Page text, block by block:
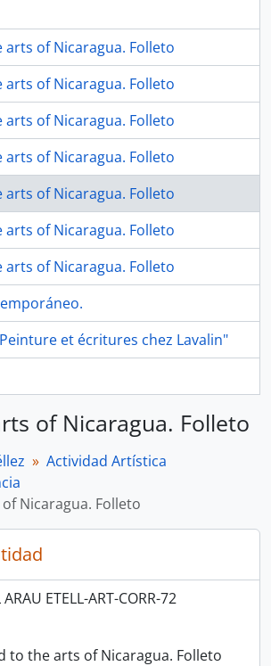
arts of Nicaragua. Folleto
arts of Nicaragua. Folleto
arts of Nicaragua. Folleto
arts of Nicaragua. Folleto
arts of Nicaragua. Folleto
arts of Nicaragua. Folleto
arts of Nicaragua. Folleto
et écritures chez Lavalin"
of Nicaragua. Folleto
Actividad Artística
Nicaragua. Folleto
ARAU ETELL-ART-CORR-72
to the arts of Nicaragua. Folleto